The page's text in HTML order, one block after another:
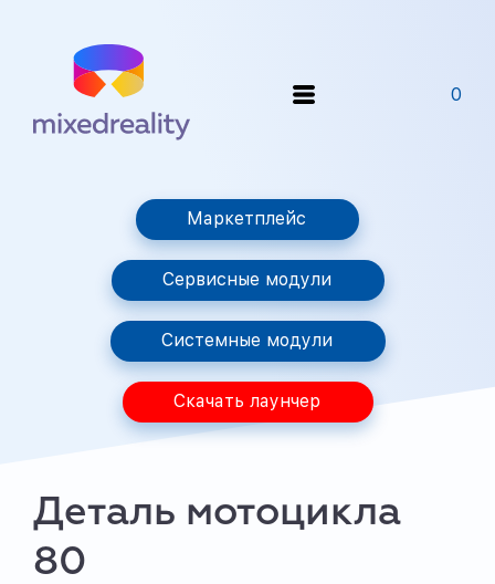
0
Маркетплейс
Сервисные модули
Системные модули
Скачать лаунчер
Деталь мотоцикла
80